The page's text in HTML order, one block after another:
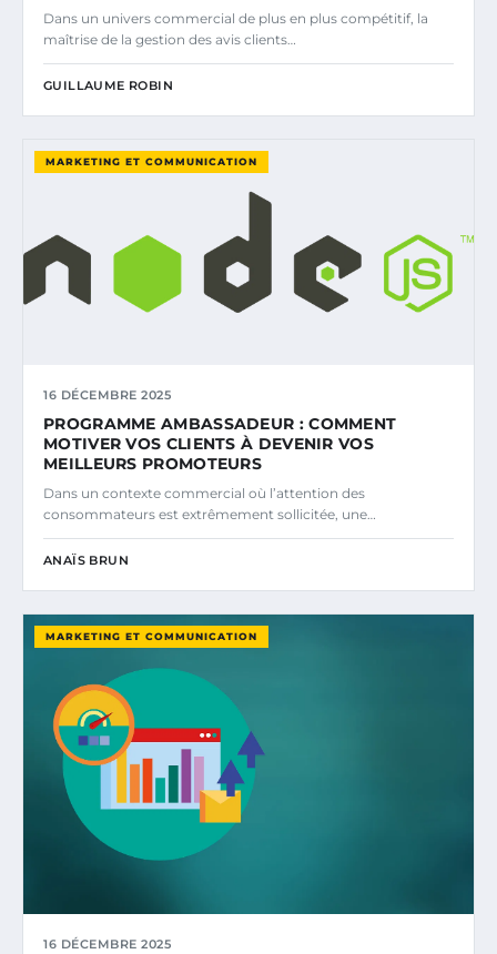
Dans un univers commercial de plus en plus compétitif, la
maîtrise de la gestion des avis clients…
GUILLAUME ROBIN
MARKETING ET COMMUNICATION
16 DÉCEMBRE 2025
PROGRAMME AMBASSADEUR : COMMENT
MOTIVER VOS CLIENTS À DEVENIR VOS
MEILLEURS PROMOTEURS
Dans un contexte commercial où l’attention des
consommateurs est extrêmement sollicitée, une…
ANAÏS BRUN
MARKETING ET COMMUNICATION
16 DÉCEMBRE 2025